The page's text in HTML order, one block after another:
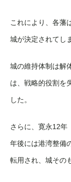
これにより、各藩
城が決定されてし
城の維持体制は解
は、戦略的役割を
した。
さらに、寛永12年
年後には港湾整備
転用され、城その